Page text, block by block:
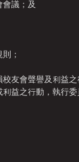
會議；及
；
友會聲譽及利益之
益之行動，執行委